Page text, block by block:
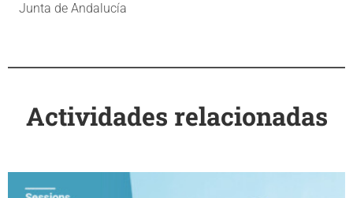
Junta de Andalucía
Actividades relacionadas